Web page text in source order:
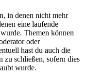
in denen nicht mehr
eine laufende
Themen können
oder
hast du auch die
zu schließen, sofern dies
wurde.